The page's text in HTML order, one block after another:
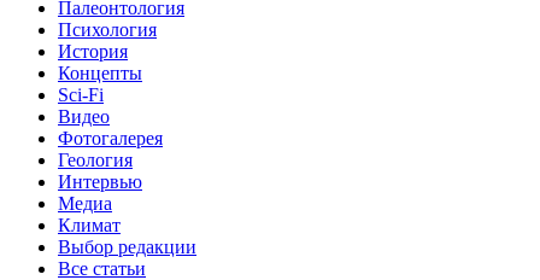
Палеонтология
Психология
История
Концепты
Sci-Fi
Видео
Фотогалерея
Геология
Интервью
Медиа
Климат
Выбор редакции
Все статьи